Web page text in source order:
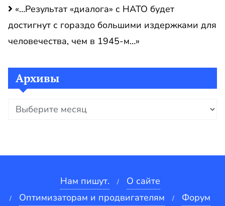
«…Результат «диалога» с НАТО будет
достигнут с гораздо большими издержками для
человечества, чем в 1945-м…»
Архивы
Архивы
Нам пишут.
О сайте
Оптимизаторам и продвигателям
Форум